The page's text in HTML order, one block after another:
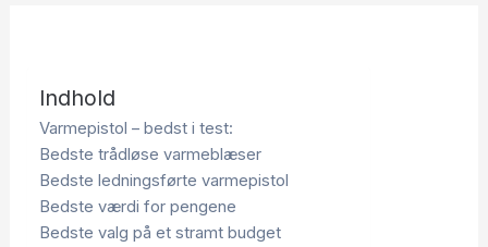
Indhold
Varmepistol – bedst i test:
Bedste trådløse varmeblæser
Bedste ledningsførte varmepistol
Bedste værdi for pengene
Bedste valg på et stramt budget